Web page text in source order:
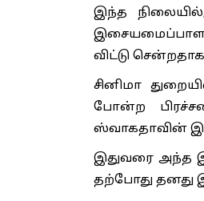
இந்த
விட்டு
சினிமா
போன்ற
ஸ்வாகதாவின்
இதுவரை அந்த
தற்போது தனது